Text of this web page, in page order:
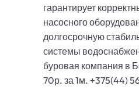
гарантирует
насосного
долгосрочную
системы
буровая компания в
70р. за 1м. +375(44)